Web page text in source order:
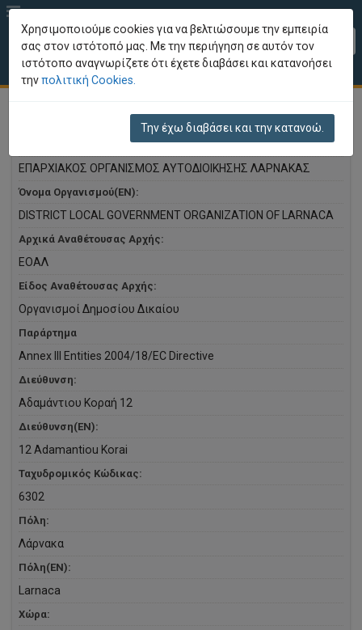
EL
Επισκόπηση Οργανισμού
ΕΠΑΡΧΙΑΚΟΣ ΟΡΓΑΝΙΣΜΟΣ ΑΥΤΟΔΙΟΙΚΗΣΗΣ ΛΑΡΝΑΚΑΣ
Όνομα Οργανισμού(EN):
DISTRICT LOCAL GOVERNMENT ORGANIZATION OF LARNACA
Αρχικά Αναθέτουσας Αρχής:
ΕΟΑΛ
Είδος Αναθέτουσας Αρχής:
Οργανισμοί Δημοσίου Δικαίου
Παράρτημα
Annex III Entities 2004/18/EC Directive
Διεύθυνση:
Αδαμάντιου Κοραή 12
Διεύθυνση(EN):
12 Adamantiou Korai
Ταχυδρομικός Κώδικας:
6302
Πόλη:
Λάρνακα
Πόλη(EN):
Larnaca
Χώρα:
Χρησιμοποιούμε cookies για να βελτιώσουμε την εμπειρία
σας στον ιστότοπό μας. Με την περιήγηση σε αυτόν τον
ιστότοπο αναγνωρίζετε ότι έχετε διαβάσει και κατανοήσει
τηνπολιτική Cookies.
Την έχω διαβάσει και την κατανοώ.